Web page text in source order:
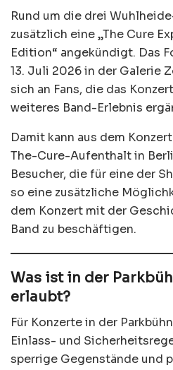
Rund um die drei
zusätzlich eine „The Cure
Edition“ angekündigt. Das
13. Juli 2026 in der Galerie
sich an Fans, die das
weiteres Band-Erlebnis
Damit kann aus dem
The-Cure-Aufenthalt in
Besucher, die für eine der
so eine zusätzliche
dem Konzert mit der
Band zu beschäftigen.
Was ist in der
erlaubt?
Für Konzerte in der
Einlass- und
sperrige Gegenstände und